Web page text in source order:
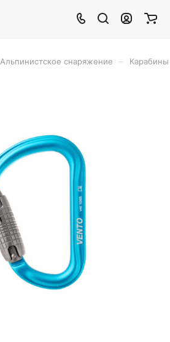
Альпинистское снаряжение